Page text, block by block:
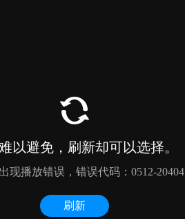
以避免，刷新却可以选择。
现播放错误，错误代码：0512-20404
刷新